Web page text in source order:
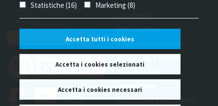
Statistiche (16)
Marketing (8)
Accetta tutti i cookies
Accetta i cookies selezionati
Accetta i cookies necessari
Trova il rivenditore più
vicino a te
L'AZIENDA
FERVI GROUP
SPONSORIZZAZIONI
SHOWROOM
INVESTORS
SOLUZIONI ESPOSITIVE